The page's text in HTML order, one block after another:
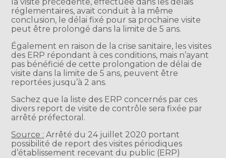
réglementaires, avait conduit à la même
conclusion, le délai fixé pour sa prochaine visite
peut être prolongé dans la limite de 5 ans.
Également en raison de la crise sanitaire, les visites
des ERP répondant à ces conditions, mais n’ayant
pas bénéficié de cette prolongation de délai de
visite dans la limite de 5 ans, peuvent être
reportées jusqu’à 2 ans.
Sachez que la liste des ERP concernés par ces
divers report de visite de contrôle sera fixée par
arrêté préfectoral.
Source : Arrêté du 24 juillet 2020 portant
possibilité de report des visites périodiques
d’établissement recevant du public (ERP)